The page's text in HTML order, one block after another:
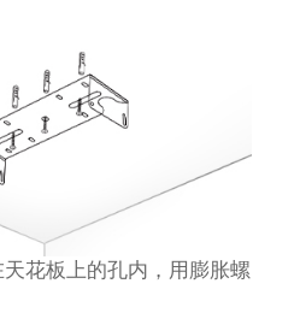
花板上的孔内，用膨胀螺